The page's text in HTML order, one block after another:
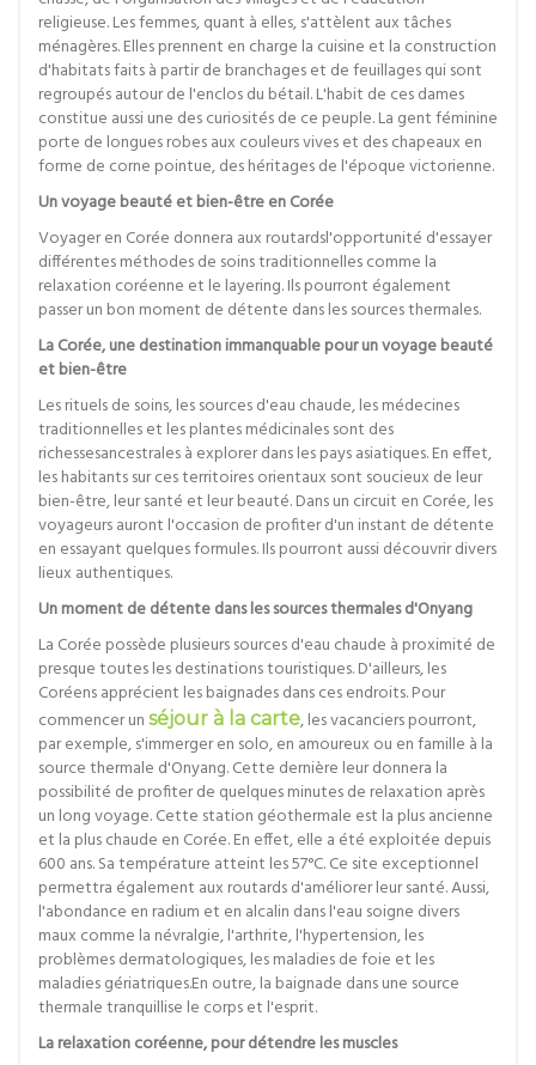
religieuse. Les femmes, quant à elles, s'attèlent aux tâches
ménagères. Elles prennent en charge la cuisine et la construction
d'habitats faits à partir de branchages et de feuillages qui sont
regroupés autour de l'enclos du bétail. L'habit de ces dames
constitue aussi une des curiosités de ce peuple. La gent féminine
porte de longues robes aux couleurs vives et des chapeaux en
forme de corne pointue, des héritages de l'époque victorienne.
Un voyage beauté et bien-être en Corée
Voyager en Corée donnera aux routardsl'opportunité d'essayer
différentes méthodes de soins traditionnelles comme la
relaxation coréenne et le layering. Ils pourront également
passer un bon moment de détente dans les sources thermales.
La Corée, une destination immanquable pour un voyage beauté
et bien-être
Les rituels de soins, les sources d'eau chaude, les médecines
traditionnelles et les plantes médicinales sont des
richessesancestrales à explorer dans les pays asiatiques. En effet,
les habitants sur ces territoires orientaux sont soucieux de leur
bien-être, leur santé et leur beauté. Dans un circuit en Corée, les
voyageurs auront l'occasion de profiter d'un instant de détente
en essayant quelques formules. Ils pourront aussi découvrir divers
lieux authentiques.
Un moment de détente dans les sources thermales d'Onyang
La Corée possède plusieurs sources d'eau chaude à proximité de
presque toutes les destinations touristiques. D'ailleurs, les
Coréens apprécient les baignades dans ces endroits. Pour
commencer un séjour à la carte, les vacanciers pourront,
par exemple, s'immerger en solo, en amoureux ou en famille à la
source thermale d'Onyang. Cette dernière leur donnera la
possibilité de profiter de quelques minutes de relaxation après
un long voyage. Cette station géothermale est la plus ancienne
et la plus chaude en Corée. En effet, elle a été exploitée depuis
600 ans. Sa température atteint les 57°C. Ce site exceptionnel
permettra également aux routards d'améliorer leur santé. Aussi,
l'abondance en radium et en alcalin dans l'eau soigne divers
maux comme la névralgie, l'arthrite, l'hypertension, les
problèmes dermatologiques, les maladies de foie et les
maladies gériatriques.En outre, la baignade dans une source
thermale tranquillise le corps et l'esprit.
La relaxation coréenne, pour détendre les muscles